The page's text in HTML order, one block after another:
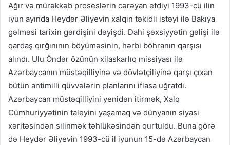
Ağır və mürəkkəb proseslərin cərəyan etdiyi 1993-cü ilin
iyun ayında Heydər Əliyevin xalqın təkidli istəyi ilə Bakıya
gəlməsi tarixin gərdişini dəyişdi. Dahi şəxsiyyətin gəlişi ilə
qardaş qırğınının böyüməsinin, hərbi böhranın qarşısı
alındı. Ulu Öndər özünün xilaskarlıq missiyası ilə
Azərbaycanın müstəqilliyinə və dövlətçiliyinə qarşı çıxan
bütün antimilli qüvvələrin planlarını iflasa uğratdı.
Azərbaycan müstəqilliyini yenidən itirmək, Xalq
Cümhuriyyətinin taleyini yaşamaq və dünyanın siyasi
xəritəsindən silinmək təhlükəsindən qurtuldu. Buna görə
də Heydər Əliyevin 1993-cü il iyunun 15-də Azərbaycan